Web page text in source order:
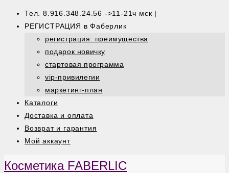
Тел. 8.916.348.24.56 ->11-21ч мск |
РЕГИСТРАЦИЯ в Фаберлик
регистрация: преимущества
подарок новичку
стартовая программа
vip-привилегии
маркетинг-план
Каталоги
Доставка и оплата
Возврат и гарантия
Мой аккаунт
Косметика FABERLIC